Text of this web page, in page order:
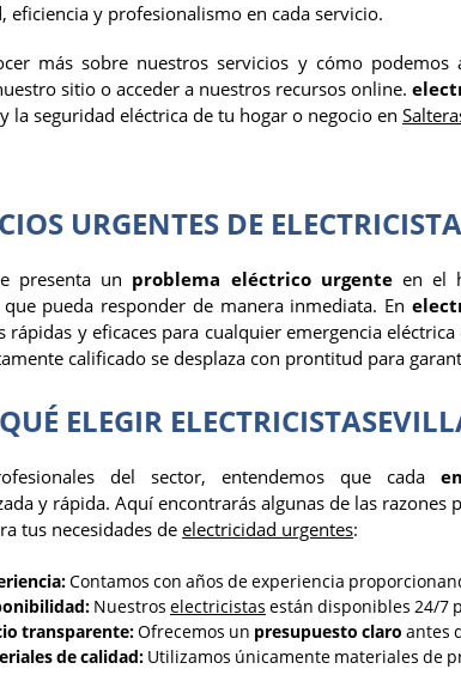
eficiencia y profesionalismo en cada servicio.
más sobre nuestros servicios y cómo
sitio o acceder a nuestros recursos online.
la seguridad eléctrica de tu hogar o negocio en
URGENTES DE
presenta un problema eléctrico urgenteen el
que pueda responder de manera inmediata. En
rápidas y eficaces para cualquier emergencia eléctrica
calificado se desplaza con prontitud para
ELEGIR
del sector, entendemos que cada
y rápida. Aquí encontrarás algunas de las razones
tus necesidades de electricidad urgentes:
Contamos con años de experiencia
Nuestros electricistas están disponibles 24/7
transparente:Ofrecemos un presupuesto claro antes
de calidad: Utilizamos únicamente materiales de